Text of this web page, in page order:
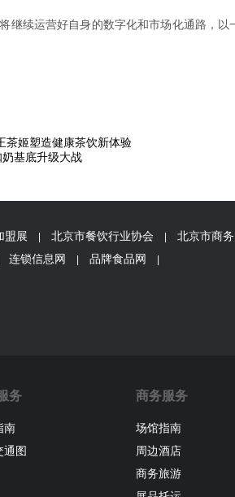
继续运营好自身的数字化和市场化通路，以
茶姬塑造健康茶饮新体验
奶基底升级大战
盟展 | 北京市餐饮行业协会 | 北京市商
连锁信息网 | 品牌食品网 |
务
南
通图
商务服务
场馆指南
周边酒店
商务旅游